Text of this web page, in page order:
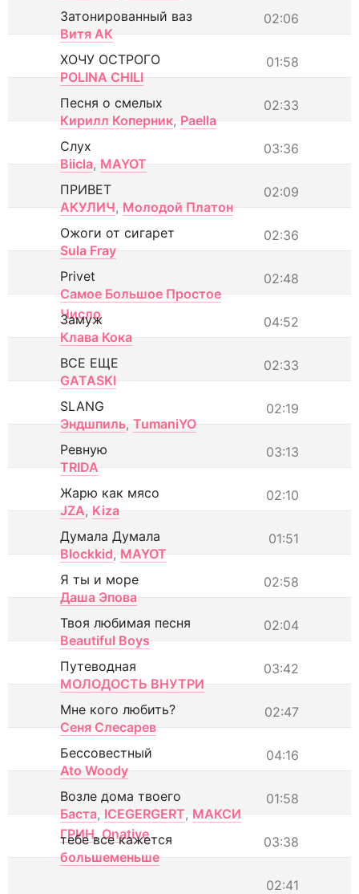
02:06
Затонированный ваз
Витя АК
01:58
ХОЧУ ОСТРОГО
POLINA CHILI
02:33
Песня о смелых
Кирилл Коперник, Paella
03:36
Слух
Biicla, MAYOT
02:09
ПРИВЕТ
АКУЛИЧ, Молодой Платон
02:36
Ожоги от сигарет
Sula Fray
02:48
Privet
Самое Большое Простое
Число
04:52
Замуж
Клава Кока
02:33
ВСЕ ЕЩЕ
GATASKI
02:19
SLANG
Эндшпиль, TumaniYO
03:13
Ревную
TRIDA
02:10
Жарю как мясо
JZA, Kiza
01:51
Думала Думала
Blockkid, MAYOT
02:58
Я ты и море
Даша Эпова
02:04
Твоя любимая песня
Beautiful Boys
03:42
Путеводная
МОЛОДОСТЬ ВНУТРИ
02:47
Мне кого любить?
Сеня Слесарев
04:16
Бессовестный
Ato Woody
01:58
Возле дома твоего
Баста, ICEGERGERT, МАКСИ
ГРИН, Onative 03:38
тебе все кажется
большеменьше
02:41